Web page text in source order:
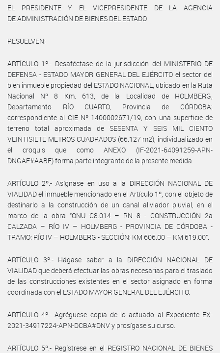
EL PRESIDENTE Y EL VICEPRESIDENTE DE LA AGENCIA
DE ADMINISTRACIÓN DE BIENES DEL ESTADO
RESUELVEN:
ARTÍCULO 1º.- Desaféctase de la jurisdicción del MINISTERIO DE
DEFENSA - ESTADO MAYOR GENERAL DEL EJÉRCITO el sector del
bien inmueble propiedad del ESTADO NACIONAL, ubicado en la Ruta
Nacional Nº 8 Km. 613, de la Localidad de HOLMBERG,
Departamento RÍO CUARTO, Provincia de CÓRDOBA;
correspondiente al CIE Nº 1400002671/19, con una superficie de
terreno total aproximada de SESENTA Y SEIS MIL CIENTO
VEINTISIETE METROS CUADRADOS (66.127 m2), individualizado en
el croquis que como ANEXO (IF-2021-64091259-APN-
DNGAF#AABE) forma parte integrante de la presente medida.
ARTÍCULO 2º.- Asígnase en uso a la DIRECCIÓN NACIONAL DE
VIALIDAD el inmueble mencionado en el Artículo 1º, con el objeto de
destinarlo a la construcción de un canal aliviador pluvial, en el
marco de la obra “ONU C8.014 – RN 8 - CONSTRUCCIÓN 2a
CALZADA – RÍO IV – HOLMBERG - PROVINCIA DE CÓRDOBA -
TRAMO: RÍO IV – HOLMBERG - SECCIÓN: KM 606.00 – KM 619.00”.
ARTÍCULO 3º.- Hágase saber a la DIRECCIÓN NACIONAL DE
VIALIDAD que deberá efectuar las obras necesarias para el traslado
de las construcciones existentes en el sector asignado en forma
coordinada con el ESTADO MAYOR GENERAL DEL EJÉRCITO.
ARTÍCULO 4º.- Agréguese copia de lo actuado al Expediente EX-
2021-34917224-APN-DCBA#DNV y prosígase su curso.
ARTÍCULO 5º.- Regístrese en el REGISTRO NACIONAL DE BIENES